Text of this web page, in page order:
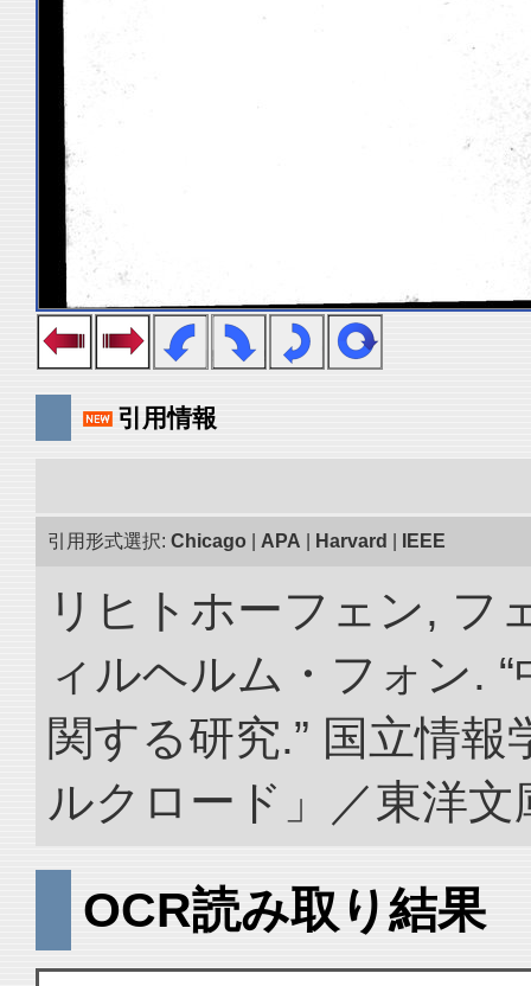
引用情報
引用形式選択: Chicago APA Harvard IEEE
リヒトホーフェン, フ
ィルヘルム・フォン.
関する研究.” 国立情
ルクロード」／東洋
OCR読み取り結果